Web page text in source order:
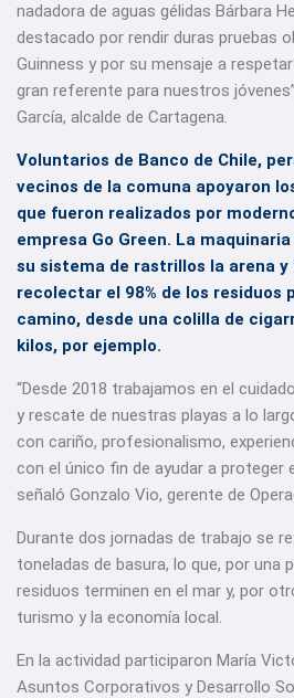
nadadora de aguas gélidas Bárbara
destacado por rendir duras pruebas
Guinness y por su mensaje a
gran referente para nuestros
García, alcalde de Cartagena.
Voluntarios de Banco de Chile,
vecinos de la comuna apoyaron
que fueron realizados por
empresa Go Green. La
su sistema de rastrillos la arena
recolectar el 98% de los residuos
camino, desde una colilla de
kilos, por ejemplo.
“Desde 2018 trabajamos en el
y rescate de nuestras playas a lo
con cariño, profesionalismo,
con el único fin de ayudar a proteger
señaló Gonzalo Vio, gerente de
Durante dos jornadas de trabajo se
toneladas de basura, lo que, por una
residuos terminen en el mar y, por
turismo y la economía local.
En la actividad participaron María
Asuntos Corporativos y Desarrollo